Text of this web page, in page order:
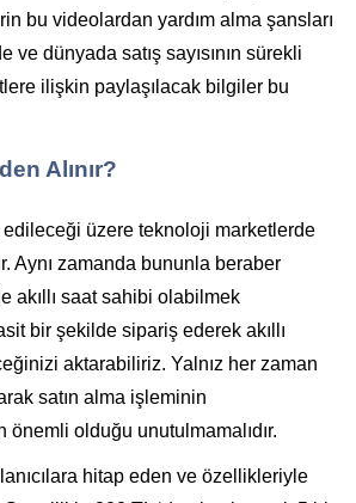
bu videolardan yardım alma şansları
ve dünyada satış sayısının sürekli
ilişkin paylaşılacak bilgiler bu
Alınır?
edileceği üzere teknoloji marketlerde
Aynı zamanda bununla beraber
akıllı saat sahibi olabilmek
bir şekilde sipariş ederek akıllı
aktarabiliriz. Yalnız her zaman
satın alma işleminin
olduğu unutulmamalıdır.
hitap eden ve özellikleriyle